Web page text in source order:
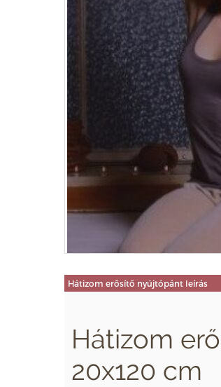
Hátizom erősítő nyújtópánt leírás
Hátizom
20x120 cm